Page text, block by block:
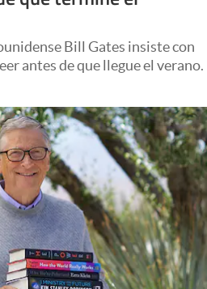
Bill Gates insiste con
antes de que llegue el verano.